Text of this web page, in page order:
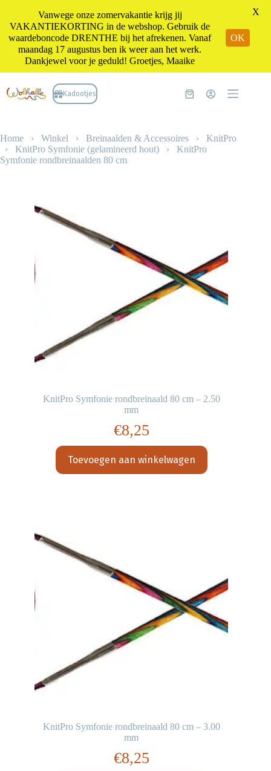
naar
de
Kadootjes Winkelwagen
Home › Winkel › Breinaalden & Accessoires › KnitPro
› KnitPro Symfonie (gelamineerd hout) › KnitPro
Symfonie rondbreinaalden 80 cm
KnitPro Symfonie rondbreinaald 80 cm – 2.50
mm
€8,25
Toevoegen aan winkelwagen
KnitPro Symfonie rondbreinaald 80 cm – 3.00
mm
€8,25
Vanwege onze zomervakantie krijg jij
VAKANTIEKORTING in de webshop. Gebruik de
waardeboncode DRENTHE bij het afrekenen. Vanaf
maandag 17 augustus ben ik weer aan het werk.
Dankjewel voor je geduld! Groetjes, Maaike
OK
X